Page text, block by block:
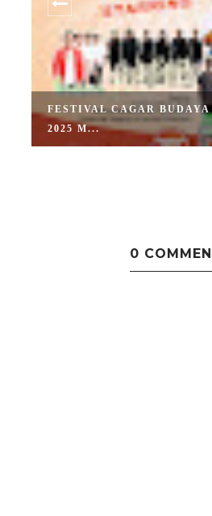
FESTIVAL CAGAR BUDAYA
2025 M...
0